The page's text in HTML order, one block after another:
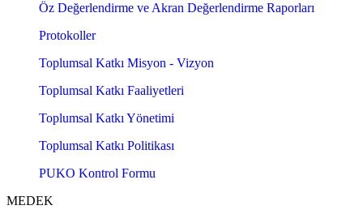
Öz Değerlendirme ve Akran Değerlendirme Raporları
Protokoller
Toplumsal Katkı Misyon - Vizyon
Toplumsal Katkı Faaliyetleri
Toplumsal Katkı Yönetimi
Toplumsal Katkı Politikası
PUKO Kontrol Formu
MEDEK